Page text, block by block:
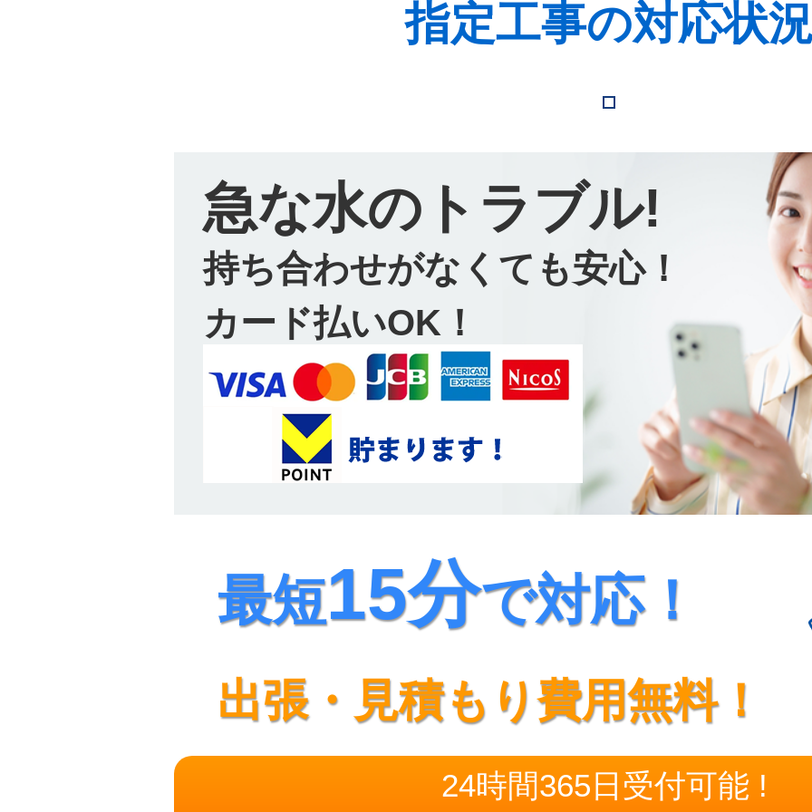
指定工事の対応状
急な水のトラブル!
持ち合わせがなくても安心！
カード払いOK！
最短15分で対応！
出張・見積もり費用無料！
24時間365日受付可能 !